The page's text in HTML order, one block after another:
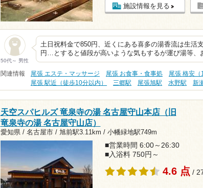
施設情報を見る
50代～ 男性
土日祝料金で850円、近くにある喜多の湯香流は生活
円…とすると値段が高いような気もするが運び湯等
関連情報 尾張 エステ・マッサージ 尾張 お食事・食事処
尾張 格安（
尾張 駅近（徒歩10分以内）
三郷駅 尾張旭駅 水野駅 新
天空スパヒルズ 竜泉寺の湯 名古屋守山本店（旧
竜泉寺の湯 名古屋守山店）
愛知県 / 名古屋市 / 旭前駅3.11km / 小幡緑地駅749m
■営業時間 6:00～26:30
■入浴料 750円～
4.6 点 /